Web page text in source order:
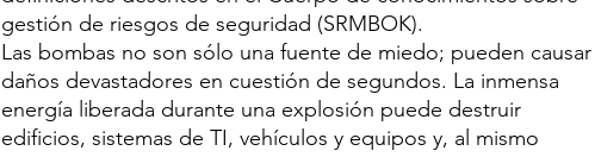
gestión de riesgos de seguridad (SRMBOK).
Las bombas no son sólo una fuente de miedo; pueden causar
daños devastadores en cuestión de segundos. La inmensa
energía liberada durante una explosión puede destruir
edificios, sistemas de TI, vehículos y equipos y, al mismo